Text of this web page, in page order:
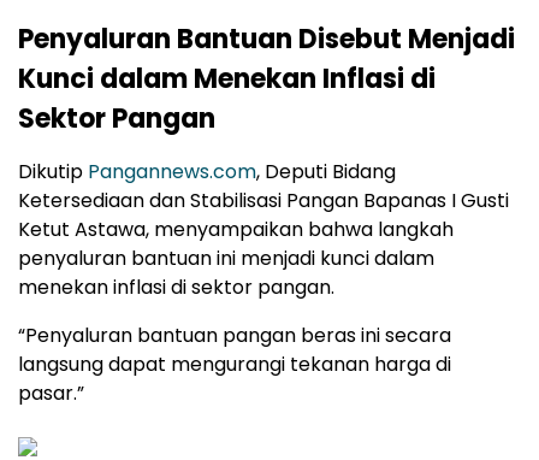
Penyaluran Bantuan Disebut Menjadi
Kunci dalam Menekan Inflasi di
Sektor Pangan
Dikutip Pangannews.com, Deputi Bidang
Ketersediaan dan Stabilisasi Pangan Bapanas I Gusti
Ketut Astawa, menyampaikan bahwa langkah
penyaluran bantuan ini menjadi kunci dalam
menekan inflasi di sektor pangan.
“Penyaluran bantuan pangan beras ini secara
langsung dapat mengurangi tekanan harga di
pasar.”